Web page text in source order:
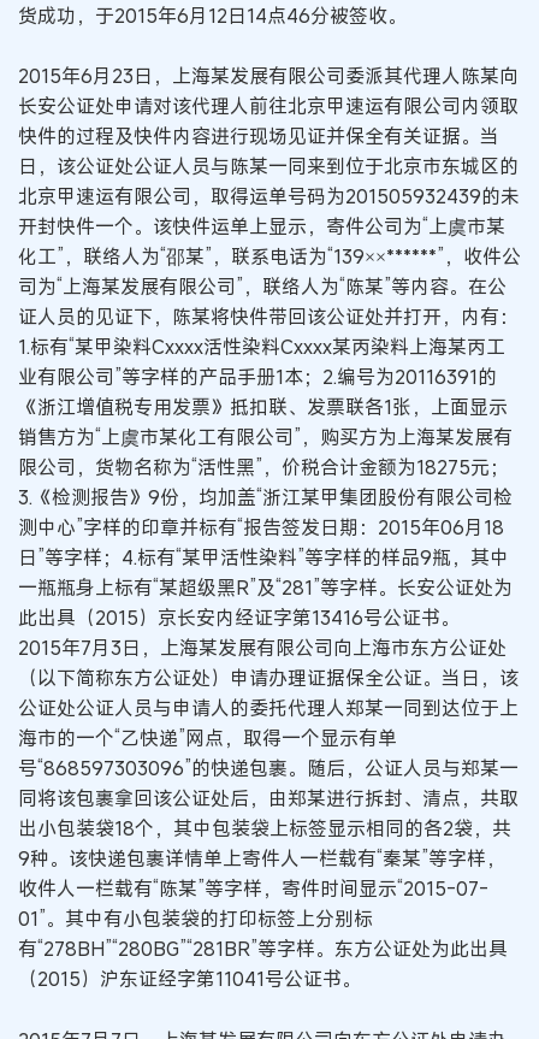
货成功，于2015年6月12日14点46分被签收。
2015年6月23日，上海某发展有限公司委派其代理人陈某向
长安公证处申请对该代理人前往北京甲速运有限公司内领取
快件的过程及快件内容进行现场见证并保全有关证据。当
日，该公证处公证人员与陈某一同来到位于北京市东城区的
北京甲速运有限公司，取得运单号码为201505932439的未
开封快件一个。该快件运单上显示，寄件公司为“上虞市某
化工”，联络人为“邵某”，联系电话为“139××******”，收件公
司为“上海某发展有限公司”，联络人为“陈某”等内容。在公
证人员的见证下，陈某将快件带回该公证处并打开，内有：
1.标有“某甲染料Cxxxx活性染料Cxxxx某丙染料上海某丙工
业有限公司”等字样的产品手册1本；2.编号为20116391的
《浙江增值税专用发票》抵扣联、发票联各1张，上面显示
销售方为“上虞市某化工有限公司”，购买方为上海某发展有
限公司，货物名称为“活性黑”，价税合计金额为18275元；
3.《检测报告》9份，均加盖“浙江某甲集团股份有限公司检
测中心”字样的印章并标有“报告签发日期：2015年06月18
日”等字样；4.标有“某甲活性染料”等字样的样品9瓶，其中
一瓶瓶身上标有“某超级黑R”及“281”等字样。长安公证处为
此出具（2015）京长安内经证字第13416号公证书。
2015年7月3日，上海某发展有限公司向上海市东方公证处
（以下简称东方公证处）申请办理证据保全公证。当日，该
公证处公证人员与申请人的委托代理人郑某一同到达位于上
海市的一个“乙快递”网点，取得一个显示有单
号“868597303096”的快递包裹。随后，公证人员与郑某一
同将该包裹拿回该公证处后，由郑某进行拆封、清点，共取
出小包装袋18个，其中包装袋上标签显示相同的各2袋，共
9种。该快递包裹详情单上寄件人一栏载有“秦某”等字样，
收件人一栏载有“陈某”等字样，寄件时间显示“2015-07-
01”。其中有小包装袋的打印标签上分别标
有“278BH”“280BG”“281BR”等字样。东方公证处为此出具
（2015）沪东证经字第11041号公证书。